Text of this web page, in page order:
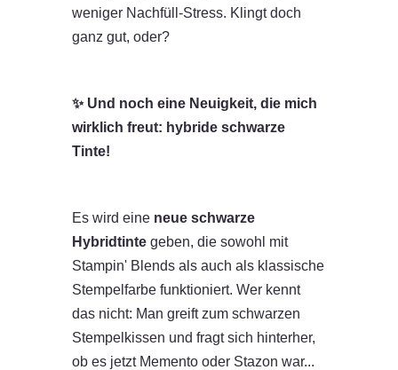
weniger Nachfüll-Stress. Klingt doch
ganz gut, oder?
✨ Und noch eine Neuigkeit, die mich
wirklich freut: hybride schwarze
Tinte!
Es wird eine neue schwarze
Hybridtintegeben, die sowohl mit
Stampin' Blends als auch als klassische
Stempelfarbe funktioniert. Wer kennt
das nicht: Man greift zum schwarzen
Stempelkissen und fragt sich hinterher,
ob es jetzt Memento oder Stazon war...